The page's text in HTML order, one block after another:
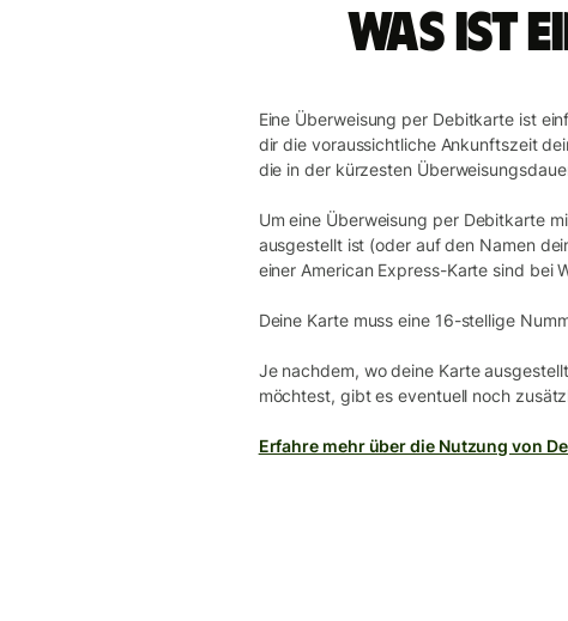
Was ist
Eine Überweisung per Debitkarte ist
dir die voraussichtliche Ankunftszeit
die in der kürzesten
Um eine Überweisung per Debitkarte
ausgestellt ist (oder auf den Namen
einer American Express-Karte sind bei
Deine Karte muss eine 16-stellige
Je nachdem, wo deine Karte
möchtest, gibt es eventuell noch
Erfahre mehr über die Nutzung von